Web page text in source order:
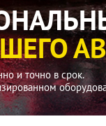
и точно в срок.